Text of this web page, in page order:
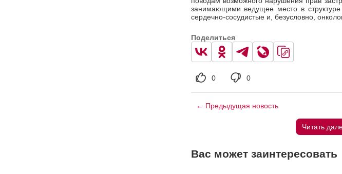
занимающими ведущее место в
сердечно-сосудистые и, безусловно,
Поделиться
0 0
← Предыдущая новость
Читать
Вас может заинтересовать